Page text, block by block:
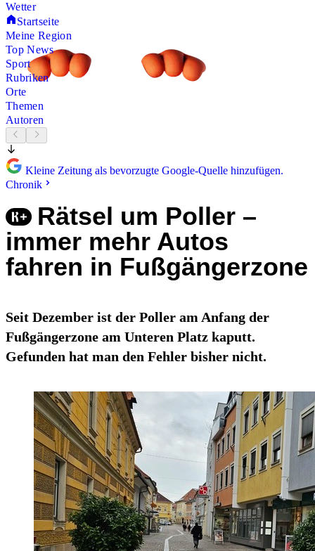
Wetter
Startseite
Meine Region
Top News
Sport
Rubriken
Orte
Themen
Autoren
Kleine Zeitung als bevorzugte Google-Quelle hinzufügen.
Chronik
Rätsel um Poller –
immer mehr Autos
fahren in Fußgängerzone
Seit Dezember ist der Poller am Anfang der
Fußgängerzone am Unteren Platz kaputt.
Gefunden hat man den Fehler bisher nicht.